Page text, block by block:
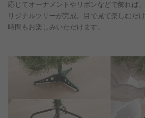
応じてオーナメントやリボンなどで飾れば
リジナルツリーが完成。目で見て楽しむだ
時間もお楽しみいただけます。